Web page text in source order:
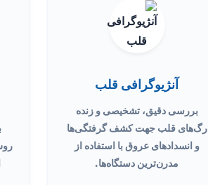
آنژیوگرافی قلب
بررسی دقیق، تشخیصی و زنده
رگ‌های قلب جهت کشف گرفتگی‌ها
و انسدادهای عروق با استفاده از
مدرن‌ترین دستگاه‌ها.